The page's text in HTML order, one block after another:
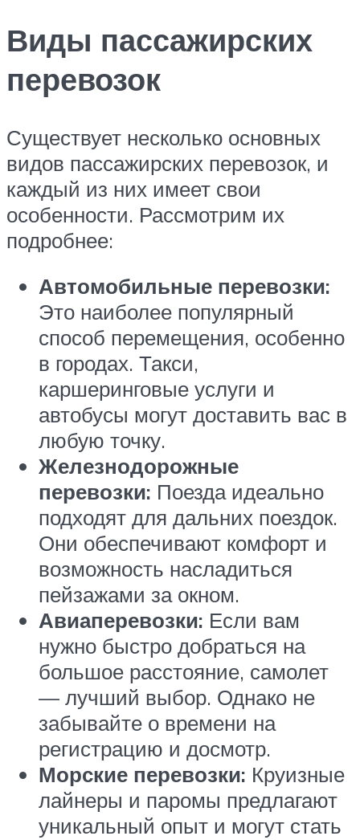
Виды пассажирских
перевозок
Существует несколько основных
видов пассажирских перевозок, и
каждый из них имеет свои
особенности. Рассмотрим их
подробнее:
Автомобильные перевозки:
Это наиболее популярный
способ перемещения, особенно
в городах. Такси,
каршеринговые услуги и
автобусы могут доставить вас в
любую точку.
Железнодорожные
перевозки: Поезда идеально
подходят для дальних поездок.
Они обеспечивают комфорт и
возможность насладиться
пейзажами за окном.
Авиаперевозки: Если вам
нужно быстро добраться на
большое расстояние, самолет
— лучший выбор. Однако не
забывайте о времени на
регистрацию и досмотр.
Морские перевозки: Круизные
лайнеры и паромы предлагают
уникальный опыт и могут стать